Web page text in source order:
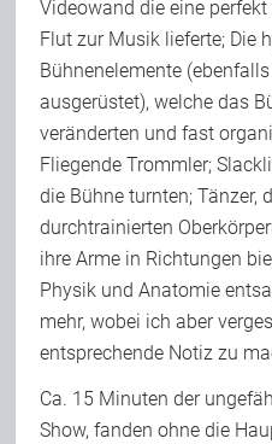
Videowand die eine
Flut zur Musik lieferte; Die
Bühnenelemente
ausgerüstet), welche das
veränderten und fast
Fliegende Trommler;
die Bühne turnten; Tänzer,
durchtrainierten
ihre Arme in Richtungen
Physik und Anatomie
mehr, wobei ich aber
entsprechende Notiz zu
Ca. 15 Minuten der
Show, fanden ohne die